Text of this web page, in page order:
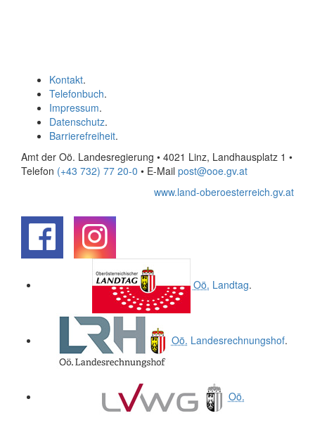
Kontakt.
Telefonbuch.
Impressum.
Datenschutz.
Barrierefreiheit.
Amt der Oö. Landesregierung • 4021 Linz, Landhausplatz 1 •
Telefon (+43 732) 77 20-0 • E-Mail post@ooe.gv.at
www.land-oberoesterreich.gv.at
Oö. Landtag.
Oö. Landesrechnungshof.
Oö.